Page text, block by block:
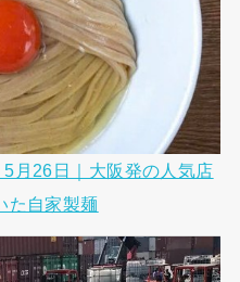
5月26日｜大阪発の人気店
た自家製麺